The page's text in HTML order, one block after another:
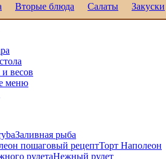
Вторые блюда Салаты Закуски
весов
меню
Заливная рыба
Торт Наполеон
Нежный рулет